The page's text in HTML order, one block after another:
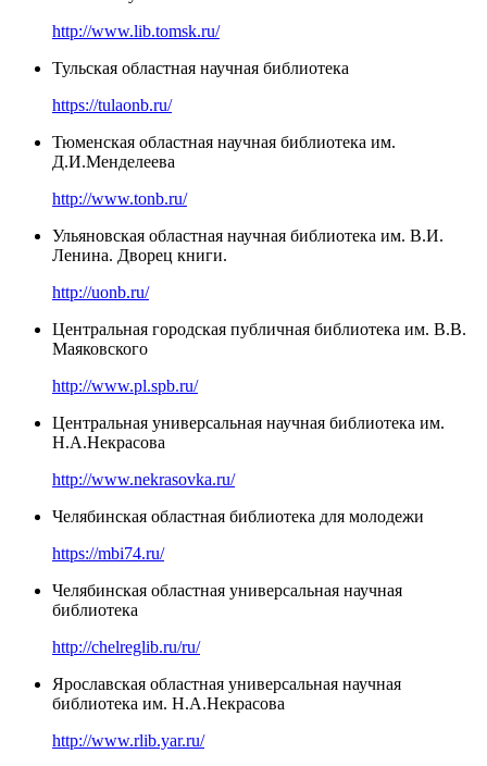
http://www.lib.tomsk.ru/
Тульская областная научная библиотека
https://tulaonb.ru/
Тюменская областная научная библиотека им.
Д.И.Менделеева
http://www.tonb.ru/
Ульяновская областная научная библиотека им. В.И.
Ленина. Дворец книги.
http://uonb.ru/
Центральная городская публичная библиотека им. В.В.
Маяковского
http://www.pl.spb.ru/
Центральная универсальная научная библиотека им.
Н.А.Некрасова
http://www.nekrasovka.ru/
Челябинская областная библиотека для молодежи
https://mbi74.ru/
Челябинская областная универсальная научная
библиотека
http://chelreglib.ru/ru/
Ярославская областная универсальная научная
библиотека им. Н.А.Некрасова
http://www.rlib.yar.ru/